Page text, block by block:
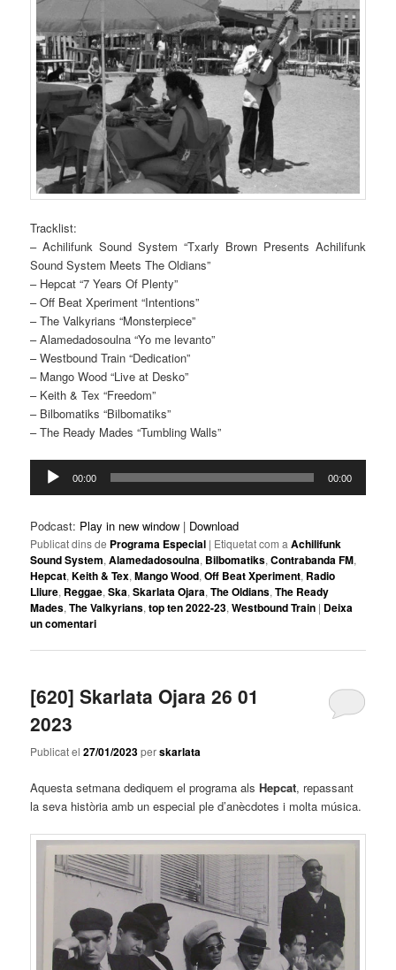
Tracklist:
– Achilifunk Sound System “Txarly Brown Presents Achilifunk
Sound System Meets The Oldians”
– Hepcat “7 Years Of Plenty”
– Off Beat Xperiment “Intentions”
– The Valkyrians “Monsterpiece”
– Alamedadosoulna “Yo me levanto”
– Westbound Train “Dedication”
– Mango Wood “Live at Desko”
– Keith & Tex “Freedom”
– Bilbomatiks “Bilbomatiks”
– The Ready Mades “Tumbling Walls”
Reproductor
d'àudio
00:00 00:00
Podcast: Play in new window | Download
Publicat dins de Programa Especial | Etiquetat com a Achilifunk
Sound System,Alamedadosoulna, Bilbomatiks,Contrabanda FM,
Hepcat,Keith & Tex,Mango Wood,Off Beat Xperiment, Radio
Lliure, Reggae,Ska,Skarlata Ojara,The Oldians,The Ready
Mades,The Valkyrians,top ten 2022-23,Westbound Train | Deixa
un comentari
[620] Skarlata Ojara 26 01
2023
Publicat el27/01/2023perskarlata
Aquesta setmana dediquem el programa alsHepcat, repassant
la seva història amb un especial ple d’anècdotes i molta música.